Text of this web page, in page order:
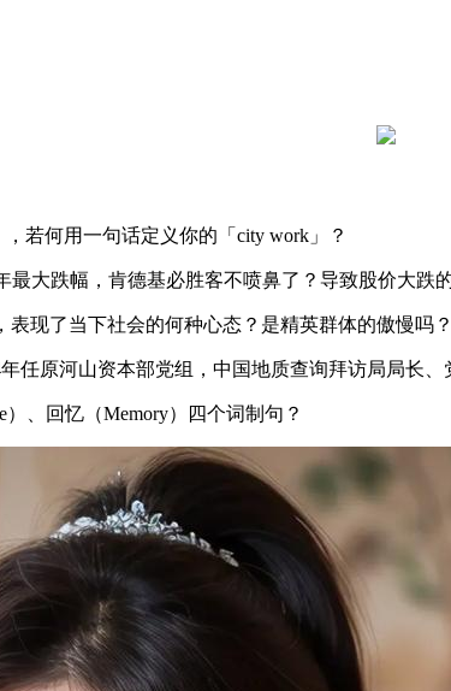
何用一句话定义你的「city work」？
大跌幅，肯德基必胜客不喷鼻了？导致股价大跌
了当下社会的何种心态？是精英群体的傲慢吗？
原河山资本部党组，中国地质查询拜访局局长、
、回忆（Memory）四个词制句？